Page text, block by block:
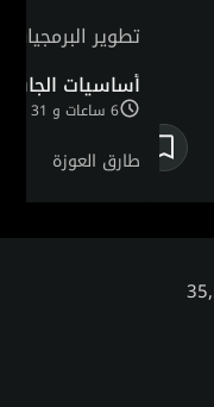
تطوير البرمجيات
أساسيات
6 ساعات و 31 دقيقة
طارق العوزة